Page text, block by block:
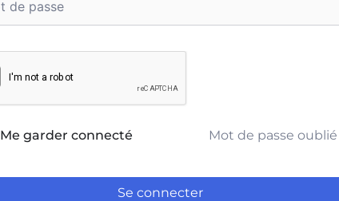
Me garder connecté Mot de passe oublié
Se connecter